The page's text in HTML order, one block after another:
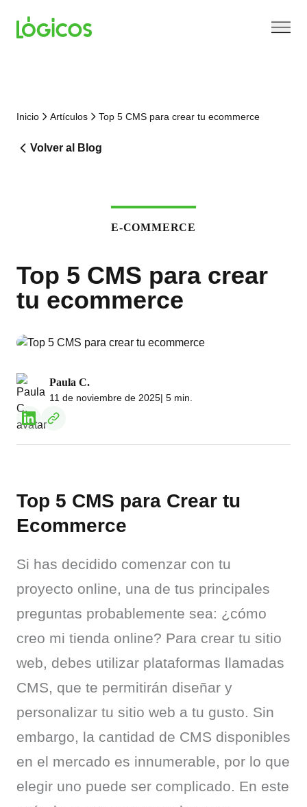
Inicio Artículos Top 5 CMS para crear tu ecommerce
Volver al Blog
E-COMMERCE
Top 5 CMS para crear
tu ecommerce
Paula C.
11 de noviembre de 2025| 5 min.
Top 5 CMS para Crear tu
Ecommerce
Si has decidido comenzar con tu
proyecto online, una de tus principales
preguntas probablemente sea: ¿cómo
creo mi tienda online? Para crear tu sitio
web, debes utilizar plataformas llamadas
CMS, que te permitirán diseñar y
personalizar tu sitio web a tu gusto. Sin
embargo, la cantidad de CMS disponibles
en el mercado es innumerable, por lo que
elegir uno puede ser complicado. En este